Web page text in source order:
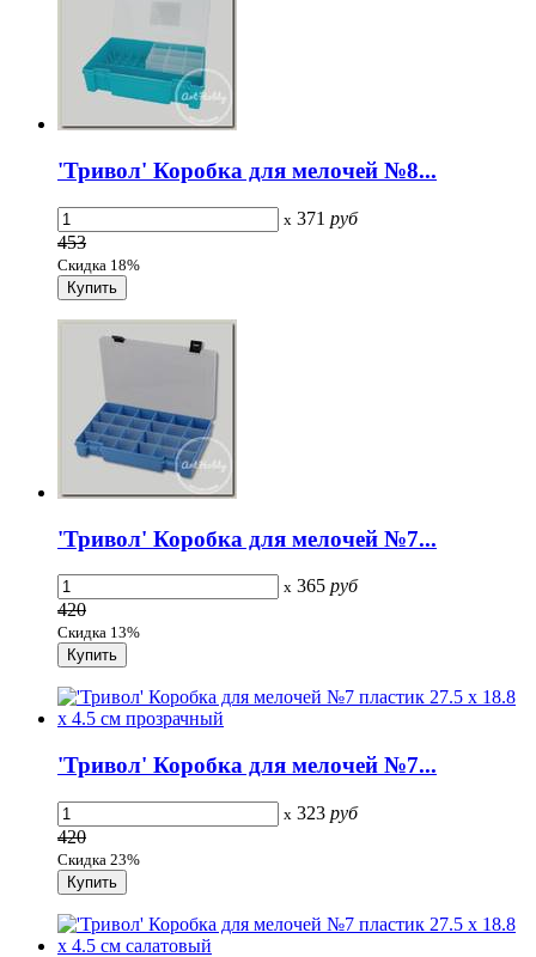
'Тривол' Коробка для мелочей №8...
x 371 руб
453
Скидка 18%
'Тривол' Коробка для мелочей №7...
x 365 руб
420
Скидка 13%
'Тривол' Коробка для мелочей №7...
x 323 руб
420
Скидка 23%